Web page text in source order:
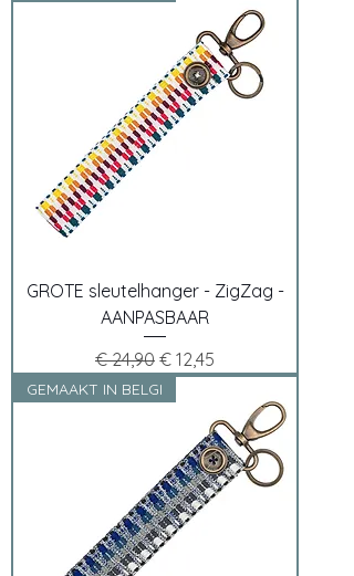
GROTE sleutelhanger - ZigZag -
AANPASBAAR
Normale prijs
€ 24,90 Verkoopprijs
€ 12,45
GEMAAKT IN BELGI